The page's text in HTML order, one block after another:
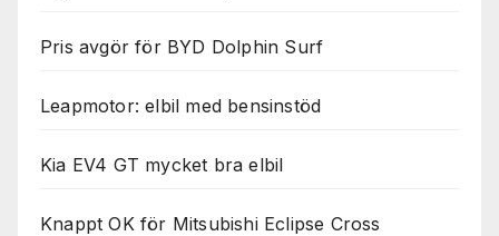
Pris avgör för BYD Dolphin Surf
Leapmotor: elbil med bensinstöd
Kia EV4 GT mycket bra elbil
Knappt OK för Mitsubishi Eclipse Cross